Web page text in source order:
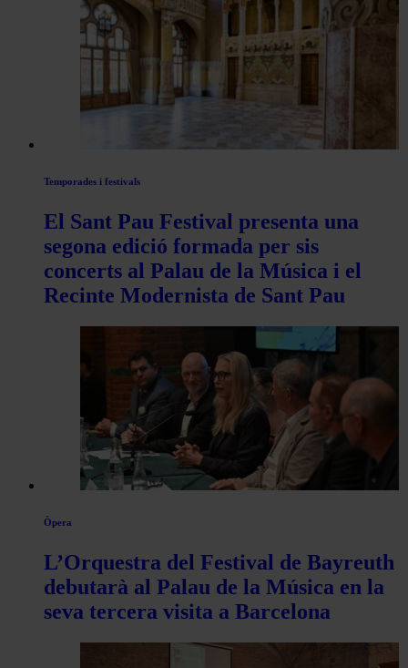
Temporades i festivals
El Sant Pau Festival presenta una
segona edició formada per sis
concerts al Palau de la Música i el
Recinte Modernista de Sant Pau
Òpera
L’Orquestra del Festival de Bayreuth
debutarà al Palau de la Música en la
seva tercera visita a Barcelona